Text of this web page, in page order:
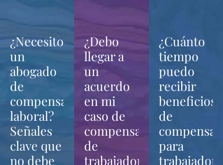
¿Necesito
un
abogado
de
compensación
laboral?
Señales
clave que
no debe
¿Debo
llegar a
un
acuerdo
en mi
caso de
compensación
de
trabajadores
¿Cuánto
tiempo
puedo
recibir
beneficios
de
para